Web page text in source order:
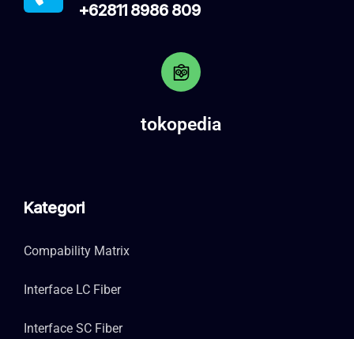
+62811 8986 809
tokopedia
Kategori
Compability Matrix
Interface LC Fiber
Interface SC Fiber